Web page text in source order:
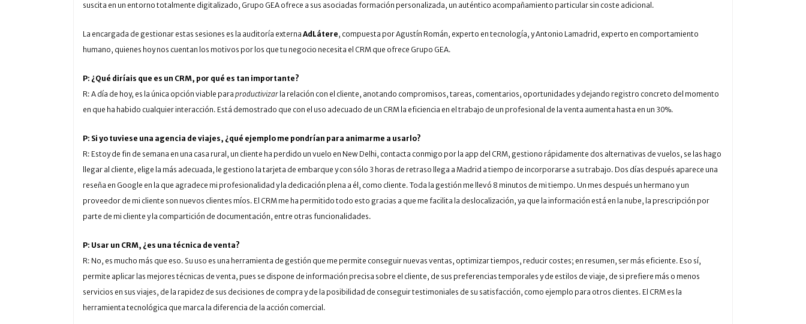
suscita en un entorno totalmente digitalizado, Grupo GEA ofrece a sus asociadas formación personalizada, un auténtico acompañamiento particular sin coste adicional.
La encargada de gestionar estas sesiones es la auditoría externa AdLátere, compuesta por Agustín Román, experto en tecnología, y Antonio Lamadrid, experto en comportamiento
humano, quienes hoy nos cuentan los motivos por los que tu negocio necesita el CRM que ofrece Grupo GEA.
P: ¿Qué diríais que es un CRM, por qué es tan importante?
R: A día de hoy, es la única opción viable para productivizar la relación con el cliente, anotando compromisos, tareas, comentarios, oportunidades y dejando registro concreto del momento
en que ha habido cualquier interacción. Está demostrado que con el uso adecuado de un CRM la eficiencia en el trabajo de un profesional de la venta aumenta hasta en un 30%.
P: Si yo tuviese una agencia de viajes, ¿qué ejemplo me pondrían para animarme a usarlo?
R: Estoy de fin de semana en una casa rural, un cliente ha perdido un vuelo en New Delhi, contacta conmigo por la app del CRM, gestiono rápidamente dos alternativas de vuelos, se las hago
llegar al cliente, elige la más adecuada, le gestiono la tarjeta de embarque y con sólo 3 horas de retraso llega a Madrid a tiempo de incorporarse a su trabajo. Dos días después aparece una
reseña en Google en la que agradece mi profesionalidad y la dedicación plena a él, como cliente. Toda la gestión me llevó 8 minutos de mi tiempo. Un mes después un hermano y un
proveedor de mi cliente son nuevos clientes míos. El CRM me ha permitido todo esto gracias a que me facilita la deslocalización, ya que la información está en la nube, la prescripción por
parte de mi cliente y la compartición de documentación, entre otras funcionalidades.
P: Usar un CRM, ¿es una técnica de venta?
R: No, es mucho más que eso. Su uso es una herramienta de gestión que me permite conseguir nuevas ventas, optimizar tiempos, reducir costes; en resumen, ser más eficiente. Eso sí,
permite aplicar las mejores técnicas de venta, pues se dispone de información precisa sobre el cliente, de sus preferencias temporales y de estilos de viaje, de si prefiere más o menos
servicios en sus viajes, de la rapidez de sus decisiones de compra y de la posibilidad de conseguir testimoniales de su satisfacción, como ejemplo para otros clientes. El CRM es la
herramienta tecnológica que marca la diferencia de la acción comercial.